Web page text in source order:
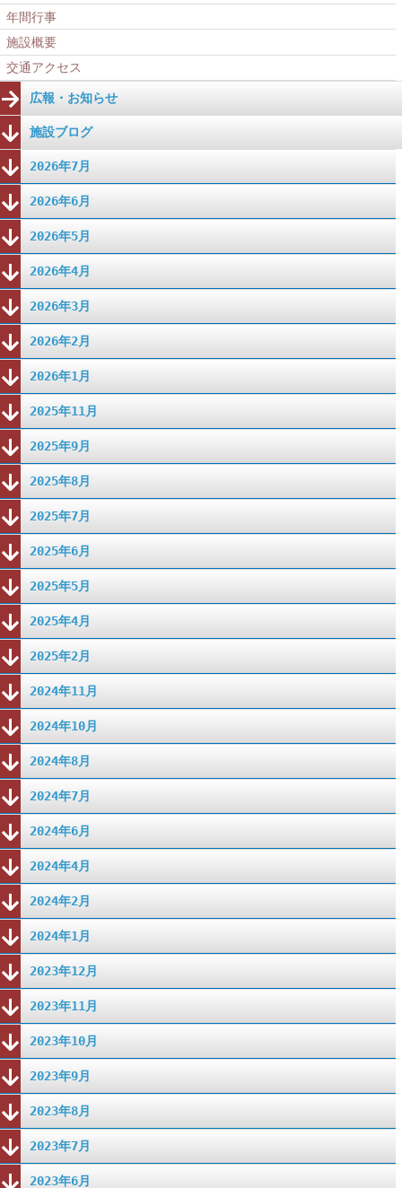
年間行事
施設概要
交通アクセス
広報・お知らせ
施設ブログ
2026年7月
2026年6月
2026年5月
2026年4月
2026年3月
2026年2月
2026年1月
2025年11月
2025年9月
2025年8月
2025年7月
2025年6月
2025年5月
2025年4月
2025年2月
2024年11月
2024年10月
2024年8月
2024年7月
2024年6月
2024年4月
2024年2月
2024年1月
2023年12月
2023年11月
2023年10月
2023年9月
2023年8月
2023年7月
2023年6月